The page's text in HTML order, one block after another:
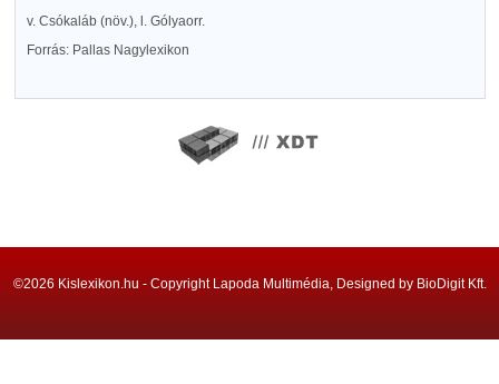
v. Csókaláb (növ.), l. Gólyaorr.
Forrás: Pallas Nagylexikon
©2026 Kislexikon.hu - Copyright Lapoda Multimédia, Designed by BioDigit Kft.